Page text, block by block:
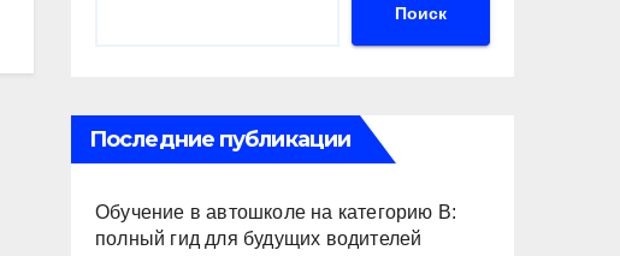
Поиск
Последние публикации
Обучение в автошколе на категорию В:
полный гид для будущих водителей